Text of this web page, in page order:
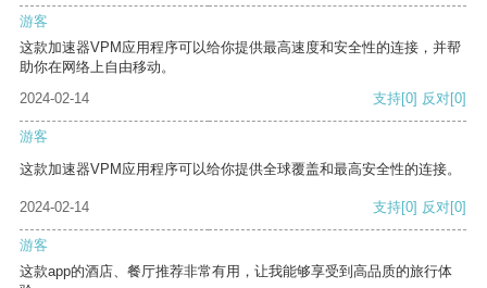
游客
这款加速器VPM应用程序可以给你提供最高速度和安全性的连接，并帮
助你在网络上自由移动。
2024-02-14
支持[0] 反对[0]
游客
这款加速器VPM应用程序可以给你提供全球覆盖和最高安全性的连接。
2024-02-14 支持[0] 反对[0]
游客
这款app的酒店、餐厅推荐非常有用，让我能够享受到高品质的旅行体